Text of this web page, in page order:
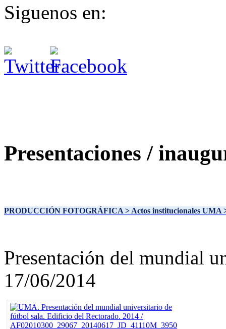
Siguenos en:
Presentaciones /
PRODUCCIÓN FOTOGRÁFICA > Actos institucionales UMA
Presentación del mundial
17/06/2014